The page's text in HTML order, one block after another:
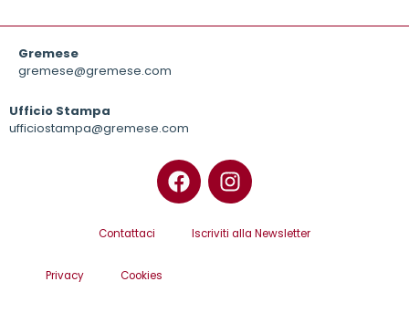
Gremese
gremese@gremese.com
Ufficio Stampa
ufficiostampa@gremese.com
Contattaci Iscriviti alla Newsletter
Privacy Cookies